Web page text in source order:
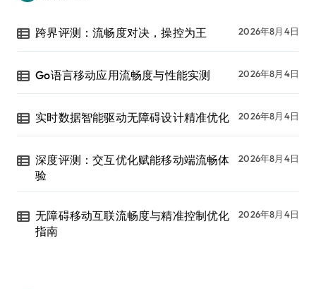
跨界评测：流畅度对决，操控为王 2026年8月4日
Go语言移动应用流畅度与性能实测 2026年8月4日
实时数据智能驱动无障碍设计精准优化 2026年8月4日
深度评测：交互优化赋能移动端流畅体
验
2026年8月4日
无障碍移动互联流畅度与精准控制优化
指南
2026年8月4日